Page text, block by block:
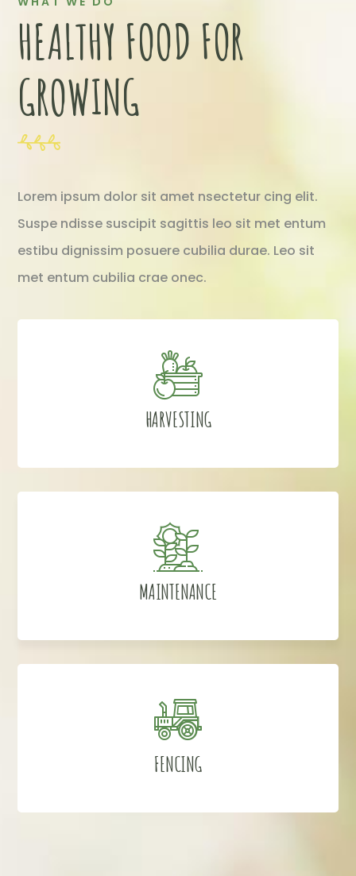
HEALTHY FOOD FOR
GROWING
Lorem ipsum dolor sit amet nsectetur cing elit.
Suspe ndisse suscipit sagittis leo sit met entum
estibu dignissim posuere cubilia durae. Leo sit
met entum cubilia crae onec.
HARVESTING
MAINTENANCE
FENCING